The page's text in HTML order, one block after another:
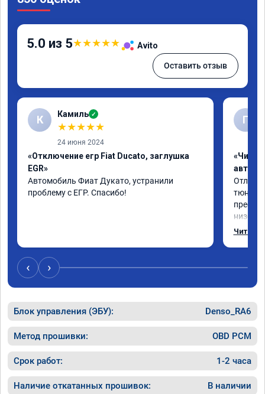
5.0 из 5★★★★★ Avito
Оставить отзыв
К Камиль ✓
★★★★★
24 июня 2024
«Отключение егр Fiat Ducato, заглушка
EGR»
Автомобиль Фиат Дукато, устранили
проблему с ЕГР. Спасибо!
Г
«Чип
низов,
Расход
Читать
‹ ›
Блок управления (ЭБУ): Denso_RA6
Метод прошивки: OBD PCM
Срок работ: 1-2 часа
Наличие откатанных прошивок: В наличии